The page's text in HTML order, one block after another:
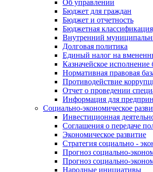
Об управлении
Бюджет для граждан
Бюджет и отчетность
Бюджетная
Внутренний
Долговая политика
Единый налог на
Казначейское исполнение
Нормативная правовая
Противодействие
Отчет о проведении
Информация для
Социально-экономическое
Инвестиционная
Соглашения о передаче
Экономическое развитие
Стратегия социально -
Прогноз социально-
Прогноз социально-
Народные инициативы